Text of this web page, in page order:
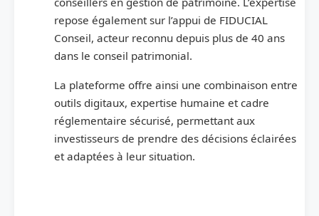
repose également sur l’appui de FIDUCIAL
Conseil, acteur reconnu depuis plus de 40 ans
dans le conseil patrimonial.
La plateforme offre ainsi une combinaison entre
outils digitaux, expertise humaine et cadre
réglementaire sécurisé, permettant aux
investisseurs de prendre des décisions éclairées
et adaptées à leur situation.